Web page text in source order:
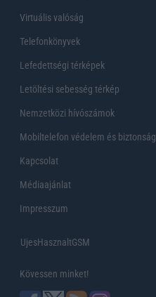
Virtuális valóság
Telefonkönyvek
Lefedettségi térképek
Letöltési sebesség térkép
Nemzetközi hívószámok
Mobiltelefon védelem és biztonság
Kapcsolat
Médiaajánlat
Impresszum
UjesHasznaltGSM
Kövessen minket!